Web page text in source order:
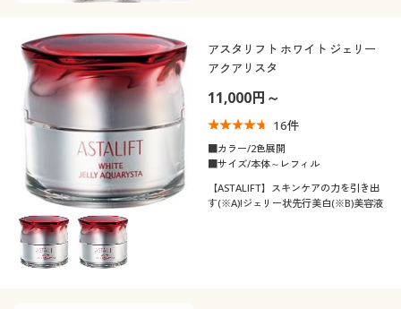
アスタリフト ホワイト ジェリー
アクアリスタ
11,000円～
16件
■カラー/2色展開
■サイズ/本体～レフィル
【ASTALIFT】スキンケアの力を引き出
す(※A)!ジェリー状先行美白(※B)美容液